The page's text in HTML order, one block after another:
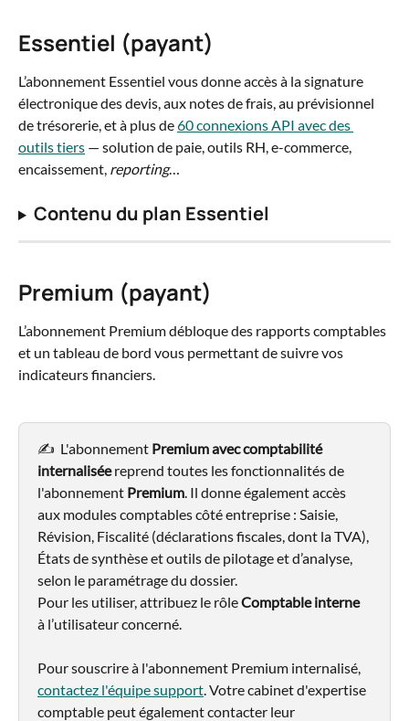
Essentiel (payant)
L’abonnement Essentiel vous donne accès à la signature
électronique des devis, aux notes de frais, au prévisionnel
de trésorerie, et à plus de 60 connexions API avec des
outils tiers — solution de paie, outils RH, e-commerce,
encaissement, reporting…
Contenu du plan Essentiel
Premium (payant)
L’abonnement Premium débloque des rapports comptables
et un tableau de bord vous permettant de suivre vos
indicateurs financiers.
✍️  L'abonnement Premium avec comptabilité
internalisée reprend toutes les fonctionnalités de
l'abonnement Premium. Il donne également accès
aux modules comptables côté entreprise : Saisie,
Révision, Fiscalité (déclarations fiscales, dont la TVA),
États de synthèse et outils de pilotage et d’analyse,
selon le paramétrage du dossier.
Pour les utiliser, attribuez le rôle Comptable interne
à l’utilisateur concerné.
Pour souscrire à l'abonnement Premium internalisé,
contactez l'équipe support. Votre cabinet d'expertise
comptable peut également contacter leur